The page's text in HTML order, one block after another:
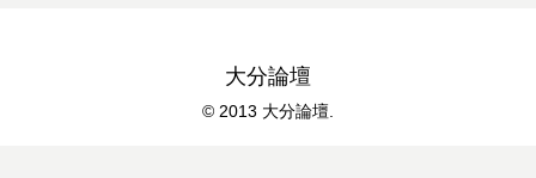
大分論壇
© 2013 大分論壇.